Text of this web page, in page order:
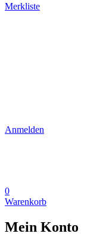
Merkliste
Anmelden
0
Warenkorb
Mein Konto